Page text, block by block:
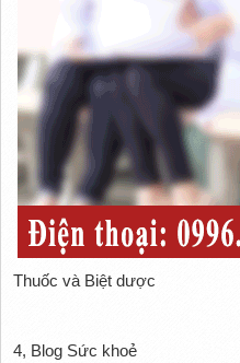
Thuốc và Biệt dược
4, Blog Sức khoẻ